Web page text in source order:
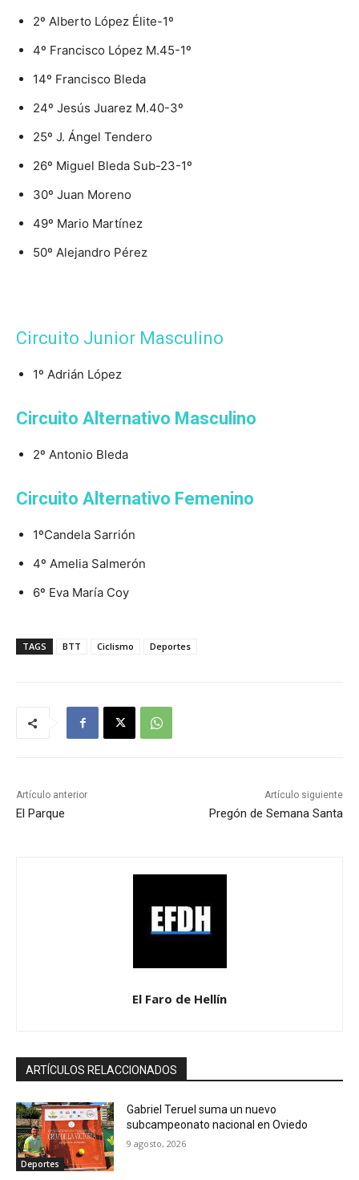
2º Alberto López Élite-1º
4º Francisco López M.45-1º
14º Francisco Bleda
24º Jesús Juarez M.40-3º
25º J. Ángel Tendero
26º Miguel Bleda Sub-23-1º
30º Juan Moreno
49º Mario Martínez
50º Alejandro Pérez
Circuito Junior Masculino
1º Adrián López
Circuito Alternativo Masculino
2º Antonio Bleda
Circuito Alternativo Femenino
1ºCandela Sarrión
4º Amelia Salmerón
6º Eva María Coy
TAGS BTT Ciclismo Deportes
Artículo anterior
El Parque
Artículo siguiente
Pregón de Semana Santa
El Faro de Hellín
ARTÍCULOS RELACCIONADOS
Deportes
Gabriel Teruel suma un nuevo
subcampeonato nacional en Oviedo
9 agosto, 2026